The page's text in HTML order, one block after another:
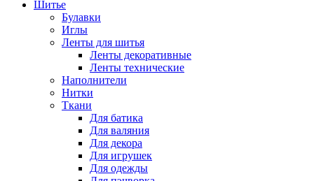
Шитье
Булавки
Иглы
Ленты для шитья
Ленты декоративные
Ленты технические
Наполнители
Нитки
Ткани
Для батика
Для валяния
Для декора
Для игрушек
Для одежды